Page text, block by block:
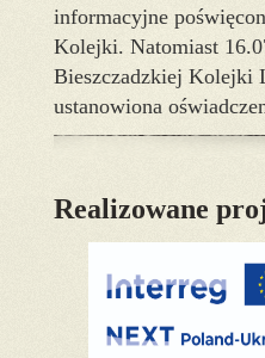
informacyjne
Kolejki. Natomiast
Bieszczadzkiej Kolejki
ustanowiona
Realizowane